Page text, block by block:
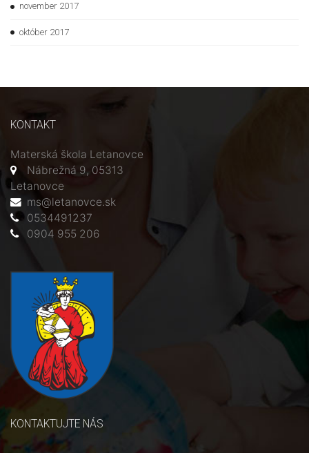
november 2017
október 2017
KONTAKT
Materská škola Letanovce
Nábrežná 9, 05313
Letanovce
ms@letanovce.sk
0534491237
0904 955 206
KONTAKTUJTE NÁS